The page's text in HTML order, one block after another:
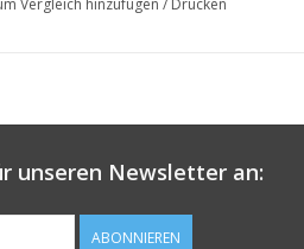
Lufttrocknen
unseren Newsletter an:
ABONNIEREN